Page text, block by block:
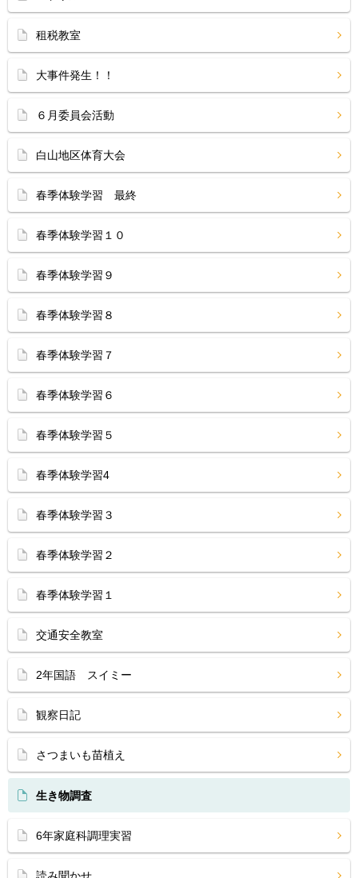
租税教室
大事件発生！！
６月委員会活動
白山地区体育大会
春季体験学習 最終
春季体験学習１０
春季体験学習９
春季体験学習８
春季体験学習７
春季体験学習６
春季体験学習５
春季体験学習4
春季体験学習３
春季体験学習２
春季体験学習１
交通安全教室
2年国語 スイミー
観察日記
さつまいも苗植え
生き物調査
6年家庭科調理実習